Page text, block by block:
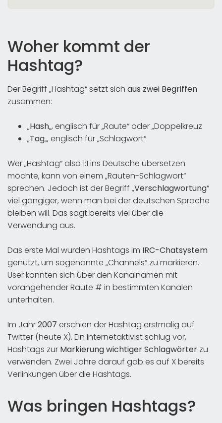
Woher kommt der
Hashtag?
Der Begriff „Hashtag“ setzt sich aus zwei Begriffen
zusammen:
„Hash„, englisch für „Raute“ oder „Doppelkreuz
„Tag„, englisch für „Schlagwort“
Wer „Hashtag“ also 1:1 ins Deutsche übersetzen
möchte, kann von einem „Rauten-Schlagwort“
sprechen. Jedoch ist der Begriff „Verschlagwortung“
viel gängiger, wenn man bei der deutschen Sprache
bleiben will. Das sagt bereits viel über die
Verwendung aus.
Das erste Mal wurden Hashtags im IRC-Chatsystem
genutzt, um sogenannte „Channels“ zu markieren.
User konnten sich über den Kanalnamen mit
vorangehender Raute # in bestimmten Kanälen
unterhalten.
Im Jahr2007 erschien der Hashtag erstmalig auf
Twitter (heute X). Ein Internetaktivist schlug vor,
Hashtags zur Markierung wichtiger Schlagwörter zu
verwenden. Zwei Jahre darauf gab es auf X bereits
Verlinkungen über die Hashtags.
Was bringen Hashtags?